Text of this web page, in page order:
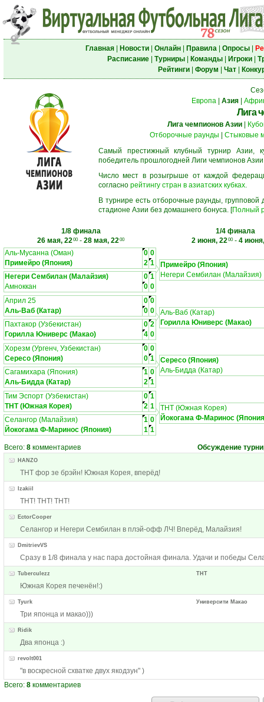
Главная| Новости| Онлайн| Правила| Опросы|
Расписание| Турниры| Команды| Игроки|
Рейтинги| Форум Чат|
Европа
Азия
Лига
Лига чемпионов Азии
Отборочные раунды
Стыковые
Самый престижный клубный турнир Азии,
победитель прошлогодней Лиги чемпионов
Число мест в розыгрыше от каждой
согласно рейтингу стран в азиатских кубках.
В турнире есть отборочные раунды,
стадионе Азии без домашнего бонуса. [Полный
1/8 финала
26 мая, 2200- 28 мая, 2200
1/4 финала
2 июня, 2200- 4
Аль-Мусанна (Оман)
0 0
Примейро (Япония)
2 1
Негери Сембилан (Малайзия)
0 1
Амноккан
0 0
Примейро (Япония)
Негери Сембилан (Малайзия)
Април 25 0 0
Аль-Ваб (Катар)
0 0
Пахтакор (Узбекистан)
0 2
Горилла Юниверс (Макао)
4 0
Аль-Ваб (Катар)
Горилла Юниверс (Макао)
Хорезм (Ургенч, Узбекистан) 0 0
Сересо (Япония)
0 1
Сагамихара (Япония)
1 0
Аль-Бидда (Катар)
2 1
Сересо (Япония)
Аль-Бидда (Катар)
Тим Эспорт (Узбекистан) 0 1
ТНТ (Южная Корея)
2 1
Селангор (Малайзия)
1 0
Йокогама Ф-Маринос (Япония)
1 1
ТНТ (Южная Корея)
Йокогама Ф-Маринос
Всего: 8 комментариев Обсуждение
HANZO
ТНТ фор зе брэйн! Южная Корея, вперёд!
Izakiil
ТНТ! ТНТ! ТНТ!
EctorCooper
Селангор и Негери Сембилан в плэй-офф ЛЧ! Вперёд, Малайзия!
DmitrievVS
Сразу в 1/8 финала у нас пара достойная финала. Удачи и победы
Tuberculezz ТНТ
Южная Корея печенён!:)
Tyurk Университи Макао
Три японца и макао)))
Ridik
Два японца :)
revolt001
"в воскресной схватке двух якодзун" )
Всего: 8 комментариев